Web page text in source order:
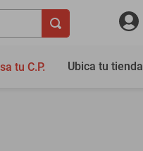
tu C.P. Ubica tu tienda